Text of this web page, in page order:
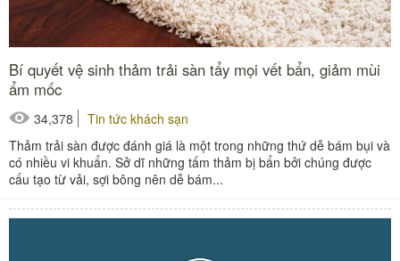
Bí quyết vệ sinh thảm trải sàn tẩy mọi vết bẩn, giảm mùi
ẩm mốc
34,378
Tin tức khách sạn
Thảm trải sàn được đánh giá là một trong những thứ dễ bám bụi và
có nhiều vi khuẩn. Sở dĩ những tấm thảm bị bẩn bởi chúng được
cấu tạo từ vải, sợi bông nên dễ bám...